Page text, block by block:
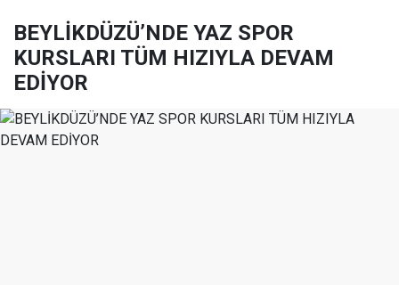
BEYLİKDÜZÜ’NDE YAZ SPOR
KURSLARI TÜM HIZIYLA DEVAM
EDİYOR